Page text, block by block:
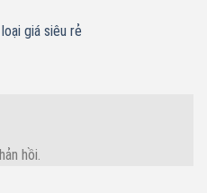
giá siêu rẻ
hồi.